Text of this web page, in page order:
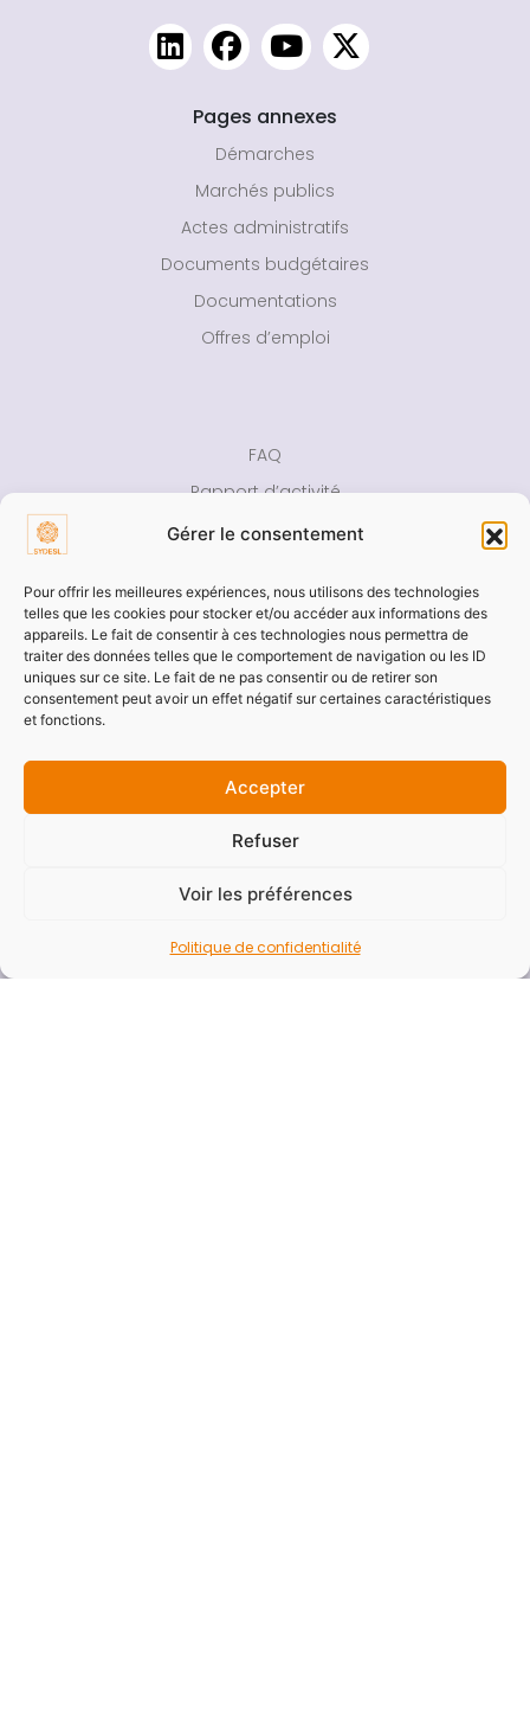
Gérer le consentement
Pour offrir les meilleures expériences, nous utilisons des technologies
telles que les cookies pour stocker et/ou accéder aux informations des
appareils. Le fait de consentir à ces technologies nous permettra de
traiter des données telles que le comportement de navigation ou les ID
uniques sur ce site. Le fait de ne pas consentir ou de retirer son
consentement peut avoir un effet négatif sur certaines caractéristiques
et fonctions.
Accepter
Refuser
Voir les préférences
Politique de confidentialité
Pages annexes
Démarches
Marchés publics
Actes administratifs
Documents budgétaires
Documentations
Offres d’emploi
FAQ
Rapport d’activité
Presse
Aide
Accessibilité
Mentions légales
Plan du site
Newsletter
Vous souhaitez recevoir la newsletter du SYDESL